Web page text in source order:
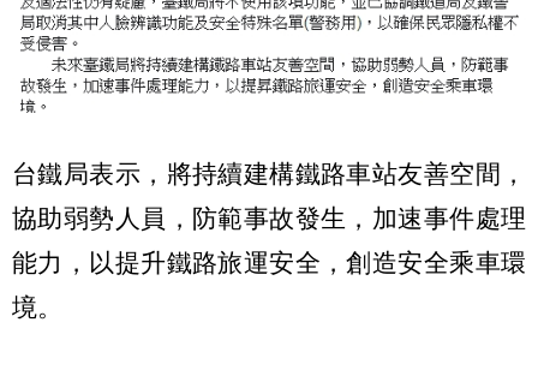
台鐵局表示，將持續建構鐵路車站友善空間，
協助弱勢人員，防範事故發生，加速事件處理
能力，以提升鐵路旅運安全，創造安全乘車環
境。